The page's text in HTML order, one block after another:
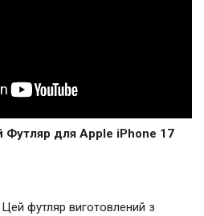
Футляр для Apple iPhone 17
Цей футляр виготовлений з